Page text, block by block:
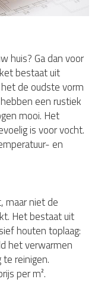
huis? Ga dan voor
bestaat uit
de oudste vorm
een rustiek
mooi. Het
is voor vocht.
en
maar niet de
Het bestaat uit
houten toplaag:
het verwarmen
reinigen.
per m².